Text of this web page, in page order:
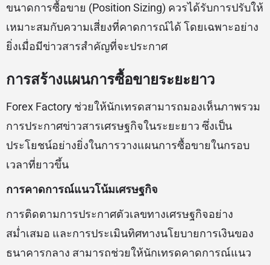
ขนาดการซื้อขาย (Position Sizing) ควรได้รับการปรับให้
เหมาะสมกับความเสี่ยงที่คาดการณ์ได้ โดยเฉพาะอย่าง
ยิ่งเมื่อมีข่าวสารสำคัญที่จะประกาศ
การสร้างแผนการซื้อขายระยะยาว
Forex Factory ช่วยให้นักเทรดสามารถมองเห็นภาพรวม
การประกาศข่าวสารเศรษฐกิจในระยะยาว ซึ่งเป็น
ประโยชน์อย่างยิ่งในการวางแผนการซื้อขายในกรอบ
เวลาที่ยาวขึ้น
การคาดการณ์แนวโน้มเศรษฐกิจ
การติดตามการประกาศตัวเลขทางเศรษฐกิจอย่าง
สม่ำเสมอ และการประเมินทิศทางนโยบายการเงินของ
ธนาคารกลาง สามารถช่วยให้นักเทรดคาดการณ์แนว